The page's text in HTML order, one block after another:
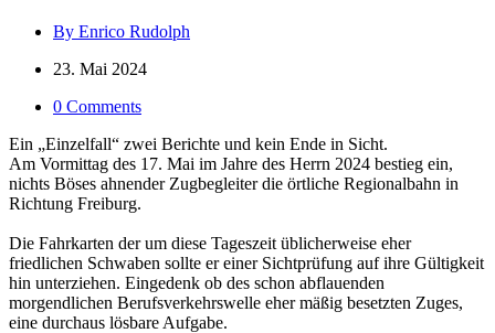
By Enrico Rudolph
23. Mai 2024
0 Comments
Ein „Einzelfall“ zwei Berichte und kein Ende in Sicht.
Am Vormittag des 17. Mai im Jahre des Herrn 2024 bestieg ein,
nichts Böses ahnender Zugbegleiter die örtliche Regionalbahn in
Richtung Freiburg.
Die Fahrkarten der um diese Tageszeit üblicherweise eher
friedlichen Schwaben sollte er einer Sichtprüfung auf ihre Gültigkeit
hin unterziehen. Eingedenk ob des schon abflauenden
morgendlichen Berufsverkehrswelle eher mäßig besetzten Zuges,
eine durchaus lösbare Aufgabe.